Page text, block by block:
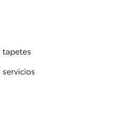
tapetes